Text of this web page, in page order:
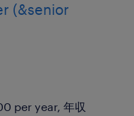
(&senior
per year, 年収